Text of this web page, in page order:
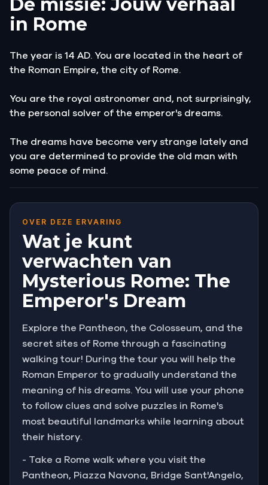
in Rome
The year is 14 AD. You are located in the heart of
the Roman Empire, the city of Rome.
You are the royal astronomer and, not surprisingly,
the personal solver of the emperor's dreams.
The dreams have become very strange lately and
you are determined to provide the old man with
some peace of mind.
OVER DEZE ERVARING
Wat je kunt
verwachten van
Mysterious Rome: The
Emperor's Dream
Explore the Pantheon, the Colosseum, and the
secret sites of Rome through a fascinating
walking tour! During the tour you will help the
Roman Emperor to gradually understand the
meaning of his dreams. You will use your phone
to follow clues and solve puzzles in Rome's
most beautiful landmarks while learning about
their history.
- Take a Rome walk where you visit the
Pantheon, Piazza Navona, Bridge Sant'Angelo,